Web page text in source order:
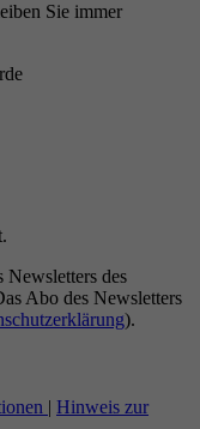
Sie immer
Newsletters des
Abo des Newsletters
).
| Hinweis zur